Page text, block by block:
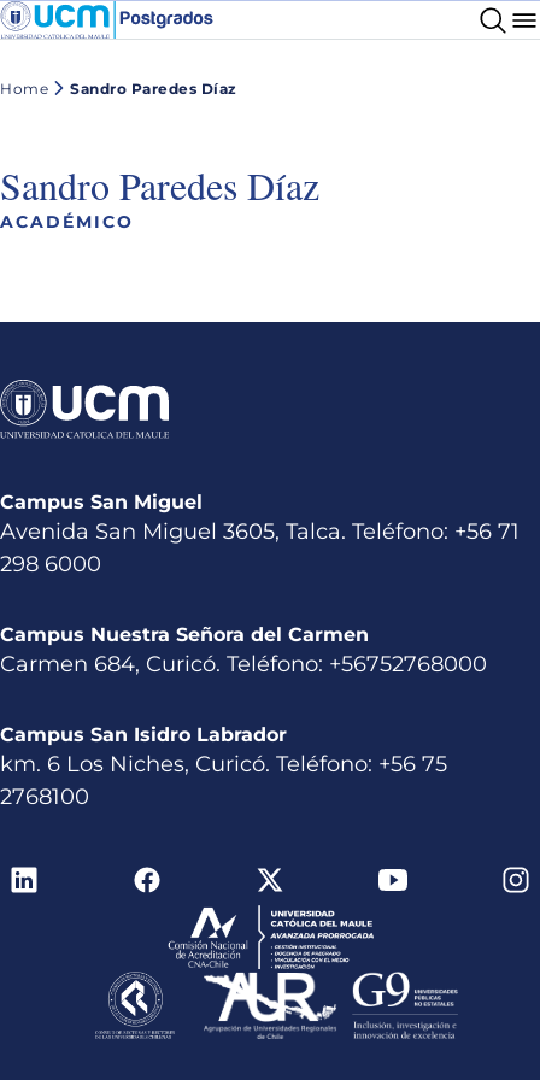
Home Sandro Paredes Díaz
Sandro Paredes Díaz
ACADÉMICO
Campus San Miguel
Avenida San Miguel 3605, Talca. Teléfono: +56 71
298 6000
Campus Nuestra Señora del Carmen
Carmen 684, Curicó. Teléfono: +56752768000
Campus San Isidro Labrador
km. 6 Los Niches, Curicó. Teléfono: +56 75
2768100